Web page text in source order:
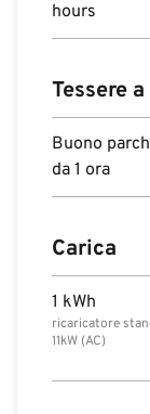
hours
Tessere
Buono
da 1 ora
Carica
1 kWh
ricaricatore
11kW (AC)